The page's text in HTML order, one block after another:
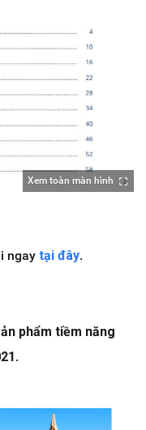
Xem toàn màn hình
ngay tại đây.
phẩm tiềm năng
.